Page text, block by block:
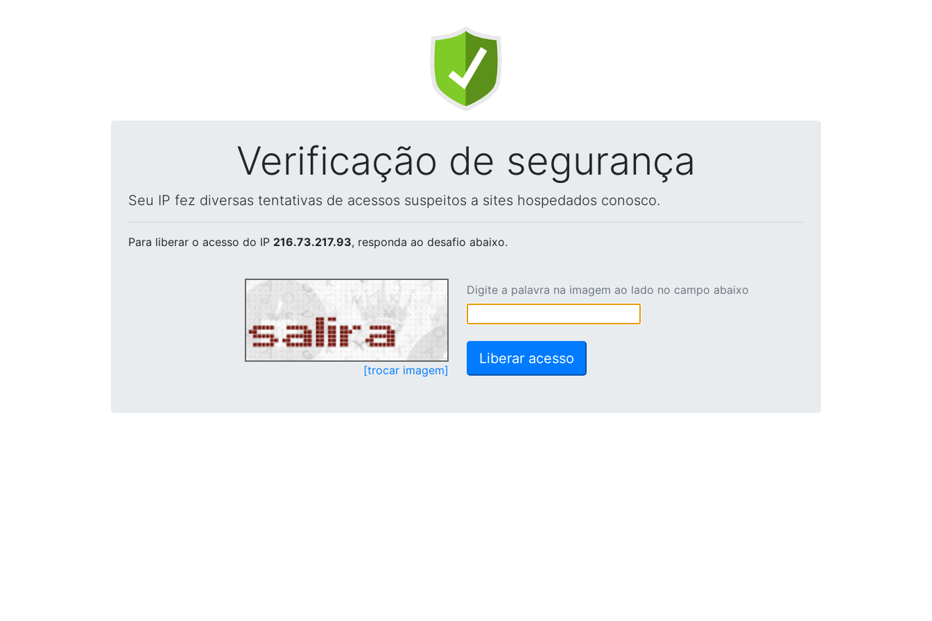
Verificação de segurança
Seu IP fez diversas tentativas de acessos suspeitos a sites hospedados conosco.
Para liberar o acesso do IP 216.73.217.93, responda ao desafio abaixo.
[trocar imagem]
Digite a palavra na imagem ao lado no campo abaixo